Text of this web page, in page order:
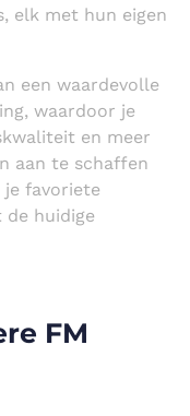
elk met hun eigen
een waardevolle
waardoor je
en meer
aan te schaffen
favoriete
huidige
FM